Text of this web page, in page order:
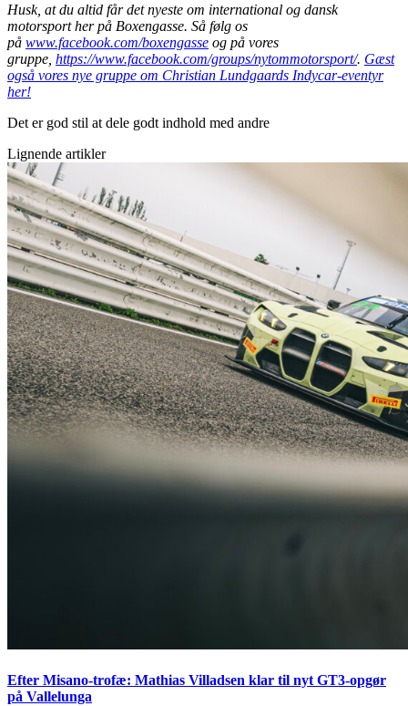
Husk, at du altid får det nyeste om international og dansk
motorsport her på Boxengasse. Så følg os
på www.facebook.com/boxengasse og på vores
gruppe, https://www.facebook.com/groups/nytommotorsport/. Gæst
også vores nye gruppe om Christian Lundgaards Indycar-eventyr
her!
Det er god stil at dele godt indhold med andre
Lignende artikler
Efter Misano-trofæ: Mathias Villadsen klar til nyt GT3-opgør
på Vallelunga